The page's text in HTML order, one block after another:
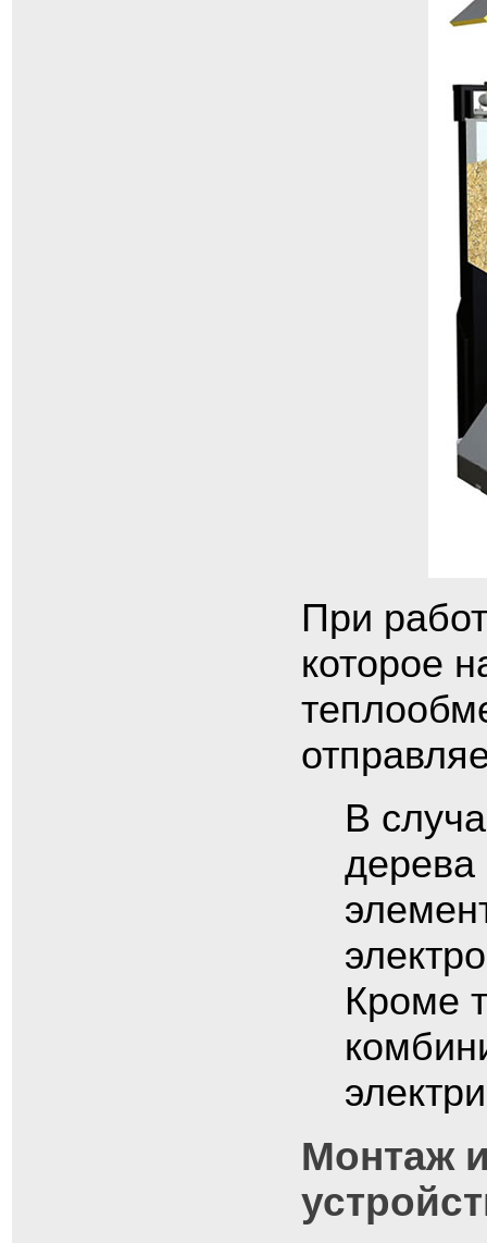
При
которое
В
дерева
Кроме
Монтаж